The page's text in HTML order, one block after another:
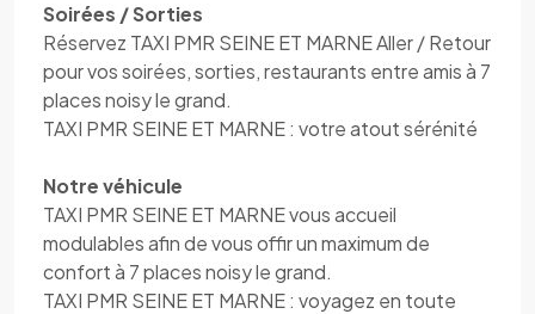
Soirées / Sorties
Réservez TAXI PMR SEINE ET MARNE Aller / Retour
pour vos soirées, sorties, restaurants entre amis à 7
places noisy le grand.
TAXI PMR SEINE ET MARNE : votre atout sérénité
Notre véhicule
TAXI PMR SEINE ET MARNE vous accueil
modulables afin de vous offir un maximum de
confort à 7 places noisy le grand.
TAXI PMR SEINE ET MARNE : voyagez en toute